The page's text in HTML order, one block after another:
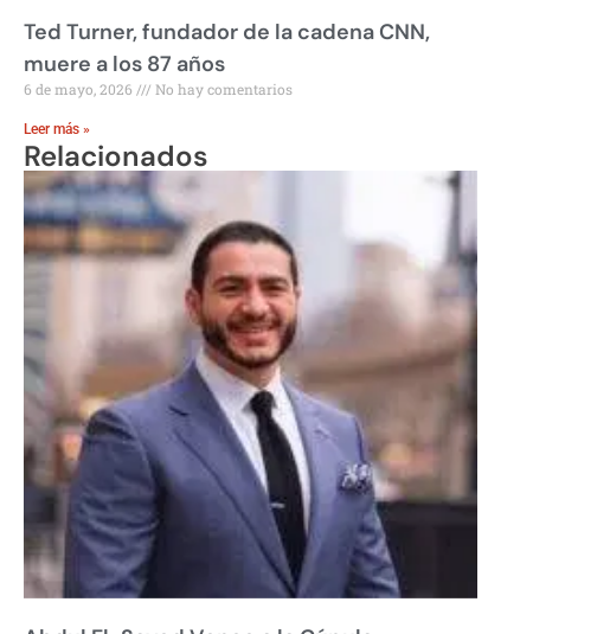
Ted Turner, fundador de la cadena CNN,
muere a los 87 años
6 de mayo, 2026 No hay comentarios
Leer más »
Relacionados